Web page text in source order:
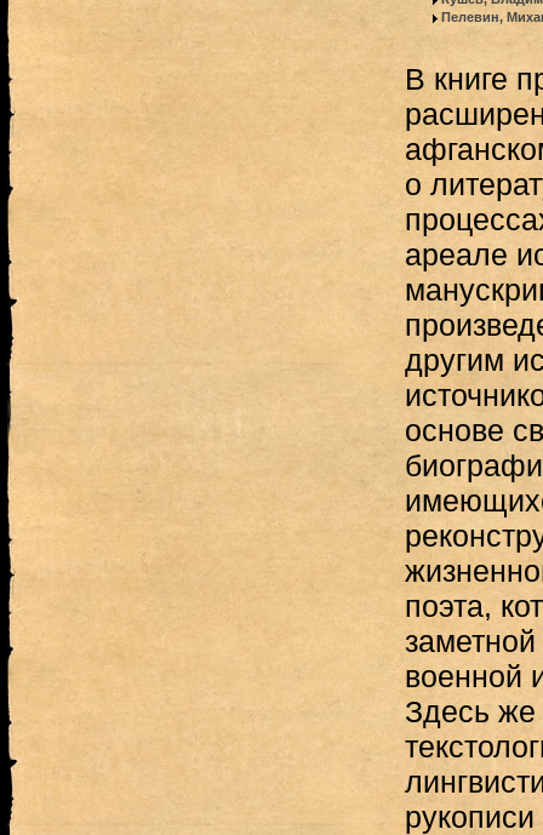
Пелевин,
В книге
о
ареале
другим
основе
поэта,
военной
Здесь же